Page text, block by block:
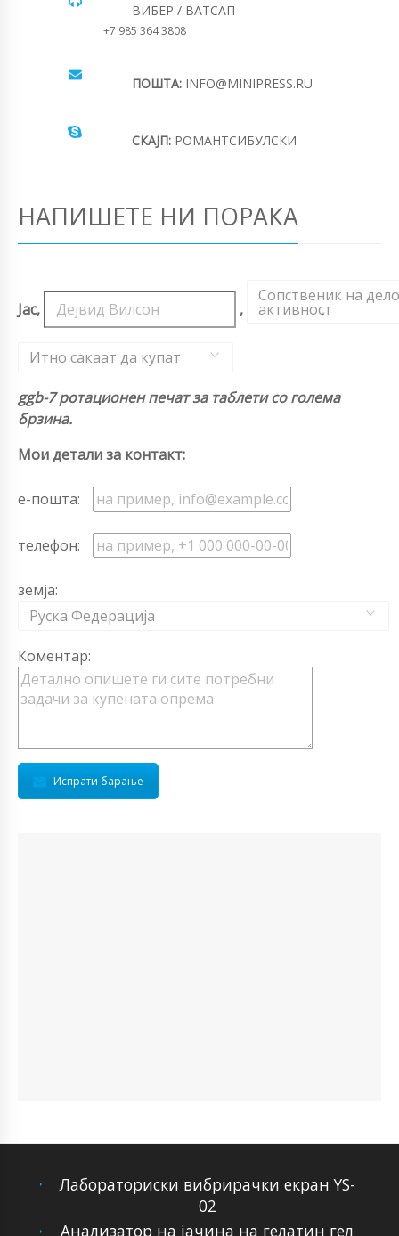
ВИБЕР / ВАТСАП
+7 985 364 3808
ПОШТА: INFO@MINIPRESS.RU
СКАЈП: РОМАНТСИБУЛСКИ
НАПИШЕТЕ НИ ПОРАКА
Јас, ,
Сопственик на
активност
,
Итно сакаат да купат
ggb-7 ротационен печат за таблети со голема
брзина.
Мои детали за контакт:
е-пошта:
телефон:
земја:
Руска Федерација
Коментар:
Испрати барање
Лабораториски вибрирачки екран YS-
02
Анализатор на јачина на гелатин гел